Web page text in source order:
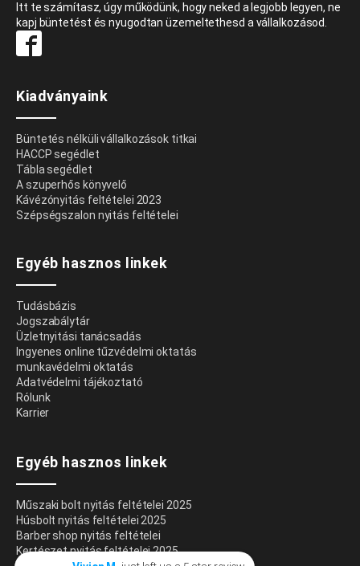
Itt te számítasz, úgy működünk, hogy neked a legjobb legyen, ne
kapj büntetést és nyugodtan üzemeltethesd a vállalkozásod.
Kiadványaink
Büntetés nélküli vállalkozások titkai
HACCP segédlet
Tábla segédlet
A szuperhős könyvelő
Kávézónyitás feltételei 2023
Szépségszalon nyitás feltételei
Egyéb hasznos linkek
Tudásbázis
Jogszabálytár
Üzletnyitási tanácsadás
Ingyenes online tűzvédelmi oktatás
munkavédelmi oktatás
Adatvédelmi tájékoztató
Rólunk
Karrier
Egyéb hasznos linkek
Műszaki bolt nyitás feltételei 2025
Húsbolt nyitás feltételei 2025
Barber shop nyitás feltételei
Kertészet nyitás feltételei 2025